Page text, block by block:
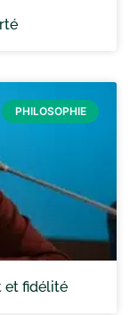
PHILOSOPHIE
et fidélité